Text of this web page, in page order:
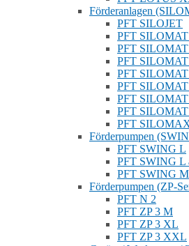
Förderanlagen
PFT SILOJET
PFT
PFT
PFT
PFT
PFT SILOMAT
PFT SILOMAT
PFT
PFT
Förderpumpen
PFT SWING L
PFT SWING L
PFT SWING M
Förderpumpen (ZP-
PFT N 2
PFT ZP 3 M
PFT ZP 3 XL
PFT ZP 3 XXL